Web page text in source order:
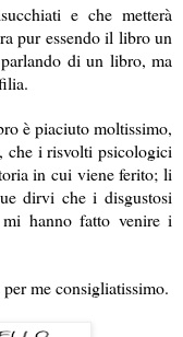
e che metterà
pur essendo il libro un
di un libro, ma
è piaciuto moltissimo,
che i risvolti psicologici
in cui viene ferito; li
dirvi che i disgustosi
hanno fatto venire i
me consigliatissimo.